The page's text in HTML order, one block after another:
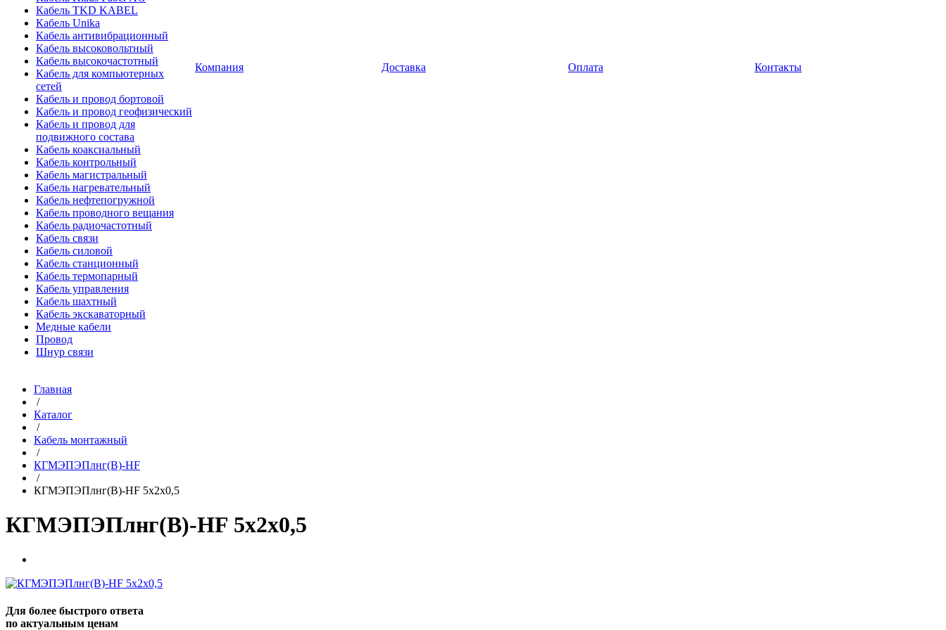
Кабель TKD KABEL
Кабель Unika
Кабель антивибрационный
Кабель высоковольтный
Кабель высокочастотный
Кабель для компьютерных
сетей
Кабель и провод бортовой
Кабель и провод геофизический
Кабель и провод для
подвижного состава
Кабель коаксиальный
Кабель контрольный
Кабель магистральный
Кабель нагревательный
Кабель нефтепогружной
Кабель проводного вещания
Кабель радиочастотный
Кабель связи
Кабель силовой
Кабель станционный
Кабель термопарный
Кабель управления
Кабель шахтный
Кабель экскаваторный
Медные кабели
Провод
Шнур связи
Компания Доставка Оплата Контакты
Главная
/
Каталог
/
Кабель монтажный
/
КГМЭПЭПлнг(В)-HF
/
КГМЭПЭПлнг(В)-HF 5х2х0,5
КГМЭПЭПлнг(В)-HF 5х2х0,5
Для более быстрого ответа
по актуальным ценам